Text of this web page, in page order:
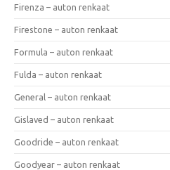
Firenza – auton renkaat
Firestone – auton renkaat
Formula – auton renkaat
Fulda – auton renkaat
General – auton renkaat
Gislaved – auton renkaat
Goodride – auton renkaat
Goodyear – auton renkaat